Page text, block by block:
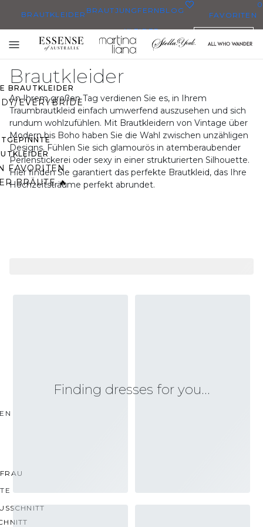
BRAUTKLEIDER
BRAUTKLEIDER
EVERYBRIDE
FAVORITEN
BRÄUTE 🔥
BRAUTJUNGFERN
KLEIDER
BLOG FAVORITEN
0
Toggle
mobile
navigation
Brautkleider
An Ihrem großen Tag verdienen Sie es, in Ihrem
Traumbrautkleid einfach umwerfend auszusehen und sich
rundum wohlzufühlen. Mit Brautkleidern von Vintage über
Modern bis Boho haben Sie die Wahl zwischen unzähligen
Designs. Fühlen Sie sich glamourös in atemberaubender
Perlenstickerei oder sexy in einer strukturierten Silhouette.
Hier finden Sie garantiert das perfekte Brautkleid, das Ihre
Hochzeitsträume perfekt abrundet.
Finding dresses for you…